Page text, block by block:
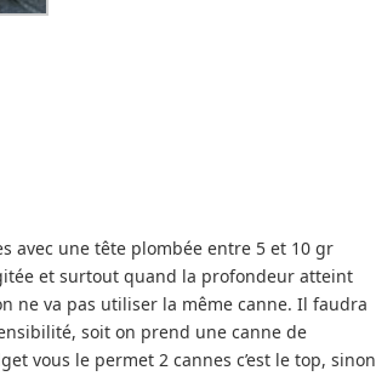
avec une tête plombée entre 5 et 10 gr
et surtout quand la profondeur atteint
ne va pas utiliser la même canne. Il faudra
soit on prend une canne de
vous le permet 2 cannes c’est le top, sinon